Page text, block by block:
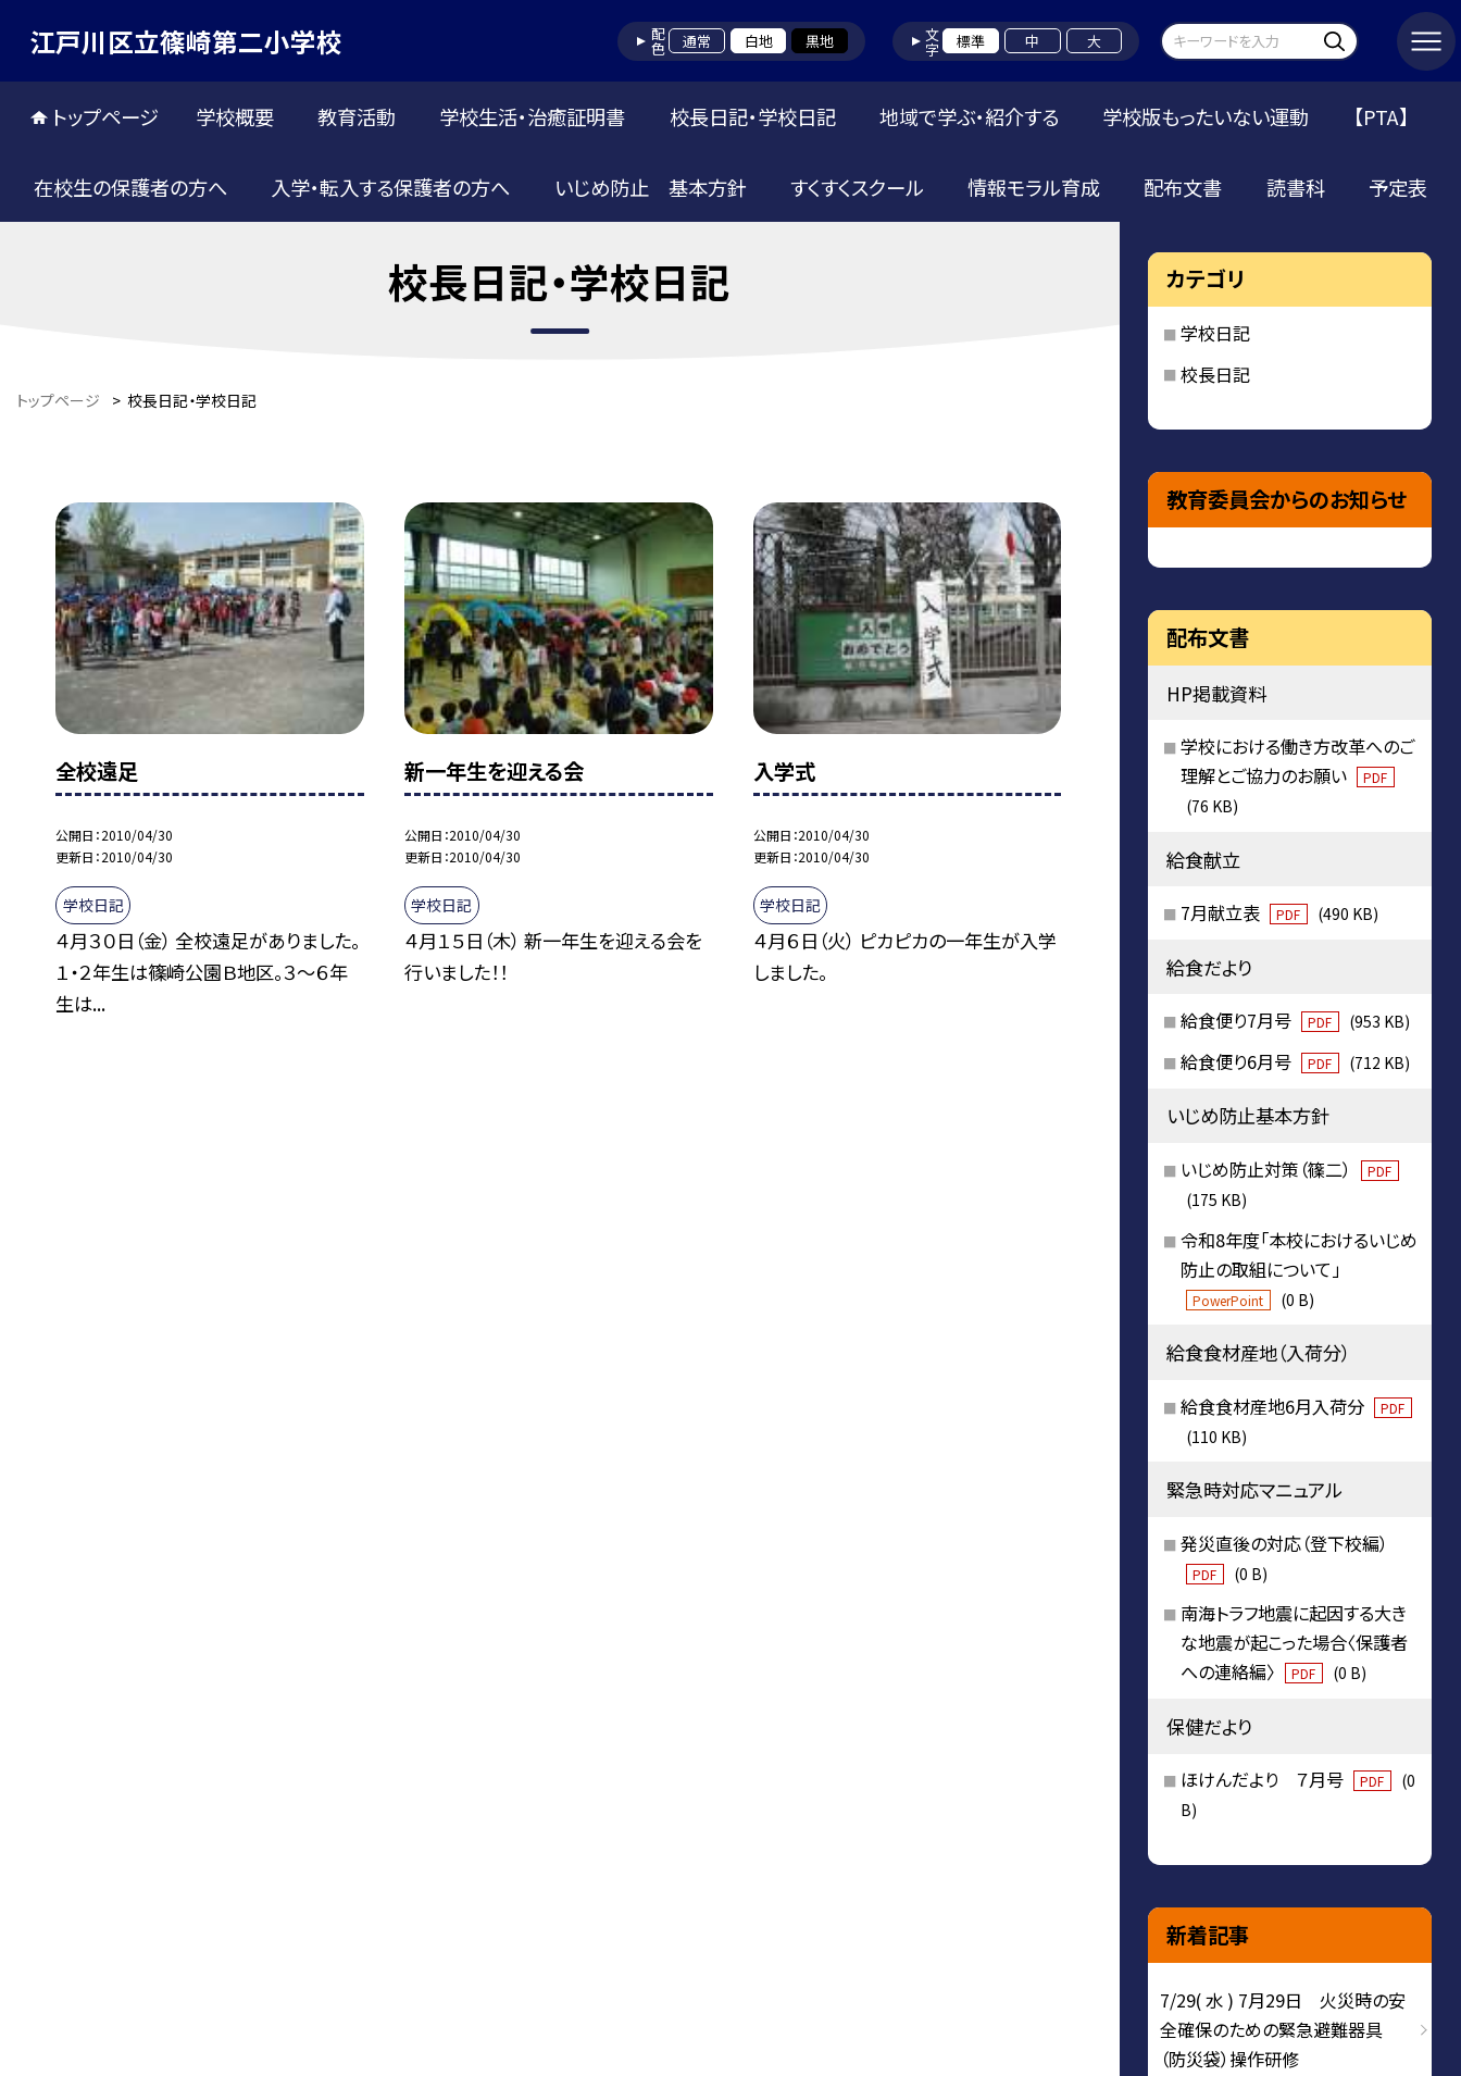
江戸川区立篠崎第二小学校 配色 通常 白地 黒地 文字 標準 中 大
トップページ 学校概要 教育活動 学校生活・治癒証明書 校長日記・学校日記 地域で学ぶ・紹介する 学校版もったいない運動 【PTA】
在校生の保護者の方へ 入学・転入する保護者の方へ いじめ防止 基本方針 すくすくスクール 情報モラル育成 配布文書 読書科 予定表
校長日記・学校日記
トップページ > 校長日記・学校日記
全校遠足
公開日 2010/04/30
更新日 2010/04/30
学校日記
４月３０日（金） 全校遠足がありました。
１・２年生は篠崎公園Ｂ地区。３〜６年
生は...
新一年生を迎える会
公開日 2010/04/30
更新日 2010/04/30
学校日記
４月１５日（木） 新一年生を迎える会を
行いました！！
入学式
公開日 2010/04/30
更新日 2010/04/30
学校日記
４月６日（火） ピカピカの一年生が入学
しました。
カテゴリ
学校日記
校長日記
教育委員会からのお知らせ
配布文書
HP掲載資料
学校における働き方改革へのご
理解とご協力のお願い
PDF
(76 KB)
給食献立
7月献立表 PDF (490 KB)
給食だより
給食便り7月号 PDF (953 KB)
給食便り6月号 PDF (712 KB)
いじめ防止基本方針
いじめ防止対策（篠二） PDF
(175 KB)
令和8年度「本校におけるいじめ
防止の取組について」
PowerPoint (0 B)
給食食材産地（入荷分）
給食食材産地6月入荷分 PDF
(110 KB)
緊急時対応マニュアル
発災直後の対応（登下校編）
PDF (0 B)
南海トラフ地震に起因する大き
な地震が起こった場合〈保護者
への連絡編〉
PDF (0 B)
保健だより
ほけんだより ７月号 PDF
(0
B)
新着記事
7/29( 水 ) 7月29日 火災時の安
全確保のための緊急避難器具
（防災袋）操作研修